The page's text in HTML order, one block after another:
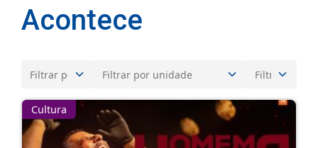
Acontece
Cultura